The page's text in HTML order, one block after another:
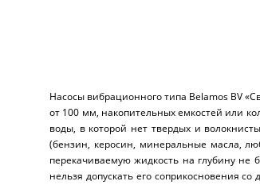
Насосы вибрационного типа Belamos BV
от 100 мм, накопительных емкостей или
воды, в которой нет твердых и
(бензин, керосин, минеральные масла,
перекачиваемую жидкость на глубину не
нельзя допускать его соприкосновения